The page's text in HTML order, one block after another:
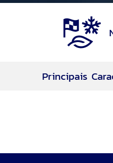
Principais
Transmissão